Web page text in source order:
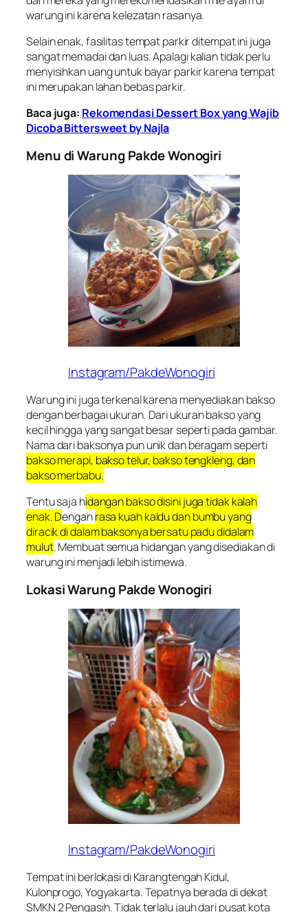
warung ini karena kelezatan rasanya.
Selain enak, fasilitas tempat parkir ditempat ini juga
sangat memadai dan luas. Apalagi kalian tidak perlu
menyisihkan uang untuk bayar parkir karena tempat
ini merupakan lahan bebas parkir.
Baca juga: Rekomendasi Dessert Box yang Wajib
Dicoba Bittersweet by Najla
Menu di Warung Pakde Wonogiri
Instagram/PakdeWonogiri
Warung ini juga terkenal karena menyediakan bakso
dengan berbagai ukuran. Dari ukuran bakso yang
kecil hingga yang sangat besar seperti pada gambar.
Nama dari baksonya pun unik dan beragam seperti
bakso merapi, bakso telur, bakso tengkleng, dan
bakso merbabu.
Tentu saja hidangan bakso disini juga tidak kalah
enak. Denganrasa kuah kaldu dan bumbu yang
diracik di dalam baksonya bersatu padu didalam
mulut. Membuat semua hidangan yang disediakan di
warung ini menjadi lebih istimewa.
Lokasi Warung Pakde Wonogiri
Instagram/PakdeWonogiri
Tempat ini berlokasi di Karangtengah Kidul,
Kulonprogo, Yogyakarta. Tepatnya berada di dekat
SMKN 2 Pengasih. Tidak terlalu jauh dari pusat kota